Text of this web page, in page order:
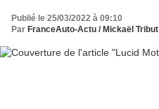
Publié le 25/03/2022 à 09:10
Par FranceAuto-Actu / Mickaël Tribut